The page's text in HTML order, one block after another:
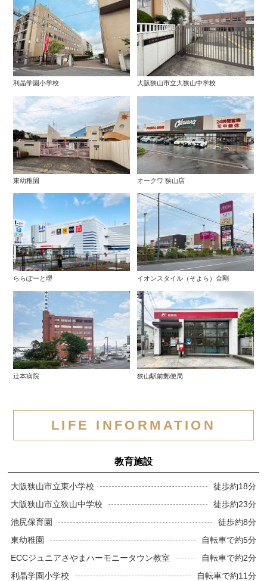
利晶学園小学校 大阪狭山市立大狭山中学校
東幼稚園 オークワ 狭山店
ららぽーと堺 イオンスタイル（そよら）金剛
辻本病院 狭山駅前郵便局
LIFE INFORMATION
教育施設
大阪狭山市立東小学校
徒歩約18分
大阪狭山市立狭山中学校
徒歩約23分
池尻保育園
徒歩約8分
東幼稚園
自転車で約5分
ECCジュニアさやまハーモニータウン教室
自転車で約2分
利晶学園小学校
自転車で約11分